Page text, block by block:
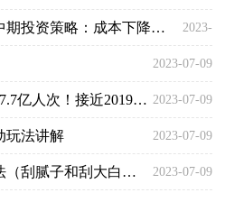
安信证券汽车零部件23年中期投资策略：成本下降带动板块盈利向上 景气度回暖刺激估值率先提升 2023-
07-09
2023-07-09
上半年全国铁路发送旅客17.7亿人次！接近2019年同期水平 2023-07-09
玩法讲解 2023-07-09
刮腻子和刮大白的区别方法（刮腻子和刮大白的区别） 2023-07-09